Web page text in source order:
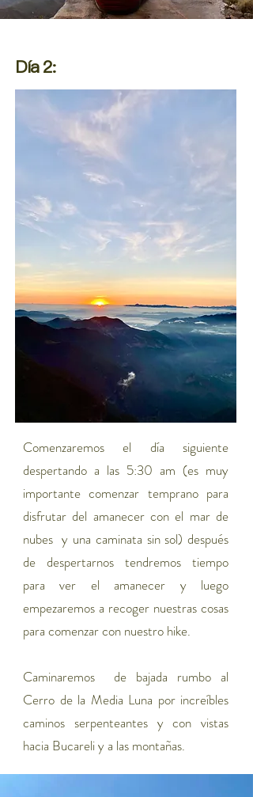
Día 2:
Comenzaremos el día siguiente
despertando a las 5:30 am (es muy
importante comenzar temprano para
disfrutar del amanecer con el mar de
nubes y una caminata sin sol) después
de despertarnos tendremos tiempo
para ver el amanecer y luego
empezaremos a recoger nuestras cosas
para comenzar con nuestro hike.
Caminaremos de bajada rumbo al
Cerro de la Media Luna por increíbles
caminos serpenteantes y con vistas
hacia Bucareli y a las montañas.